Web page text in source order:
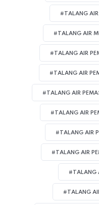
#TALANG AIR
#TALANG AIR
#TALANG AIR
#TALANG AIR
#TALANG AIR
#TALANG AIR
#TALANG AIR
#TALANG AIR
#TALANG
#TALANG